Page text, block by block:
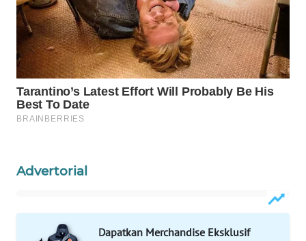
Advertorial
Dapatkan Merchandise Eksklusif
MASYARAKAT
KELISTRIKAN
WALINKI
ID
MAWAKA
MARTABAT
WATCH